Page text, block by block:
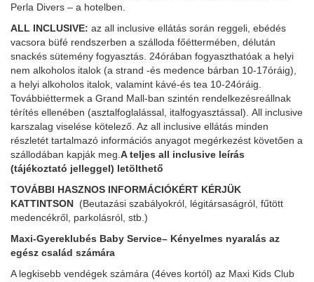
Perla Divers – a hotelben.
ALL INCLUSIVE: az all inclusive ellátás során reggeli, ebédés
vacsora büfé rendszerben a szálloda főéttermében, délután
snackés sütemény fogyasztás. 24órában fogyaszthatóak a helyi
nem alkoholos italok (a strand -és medence bárban 10-17óráig),
a helyi alkoholos italok, valamint kávé-és tea 10-24óráig.
Továbbiéttermek a Grand Mall-ban szintén rendelkezésreállnak
térítés ellenében (asztalfoglalással, italfogyasztással). All inclusive
karszalag viselése kötelező. Az all inclusive ellátás minden
részletét tartalmazó információs anyagot megérkezést követően a
szállodában kapják meg. A teljes all inclusive leírás
(tájékoztató jelleggel) letölthető
TOVÁBBI HASZNOS INFORMÁCIÓKÉRT KÉRJÜK
KATTINTSON (Beutazási szabályokról, légitársaságról, fűtött
medencékről, parkolásról, stb.)
Maxi-Gyereklubés Baby Service– Kényelmes nyaralás az
egész család számára
A legkisebb vendégek számára (4éves kortól) az Maxi Kids Club